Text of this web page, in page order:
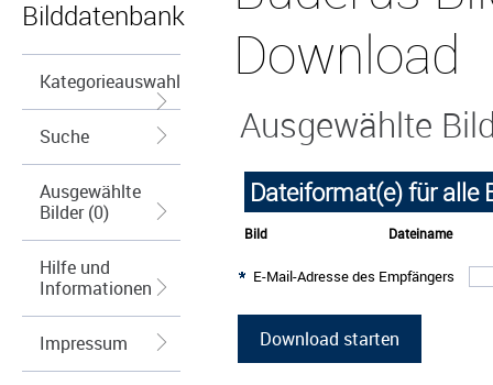
Bilddatenbank
Kategorieauswahl
Suche
Ausgewählte
Bilder (0)
Hilfe und
Informationen
Impressum
Download
Ausgewählte
Dateiformat(e) für alle
Bild Dateiname
E-Mail-Adresse des Empfängers